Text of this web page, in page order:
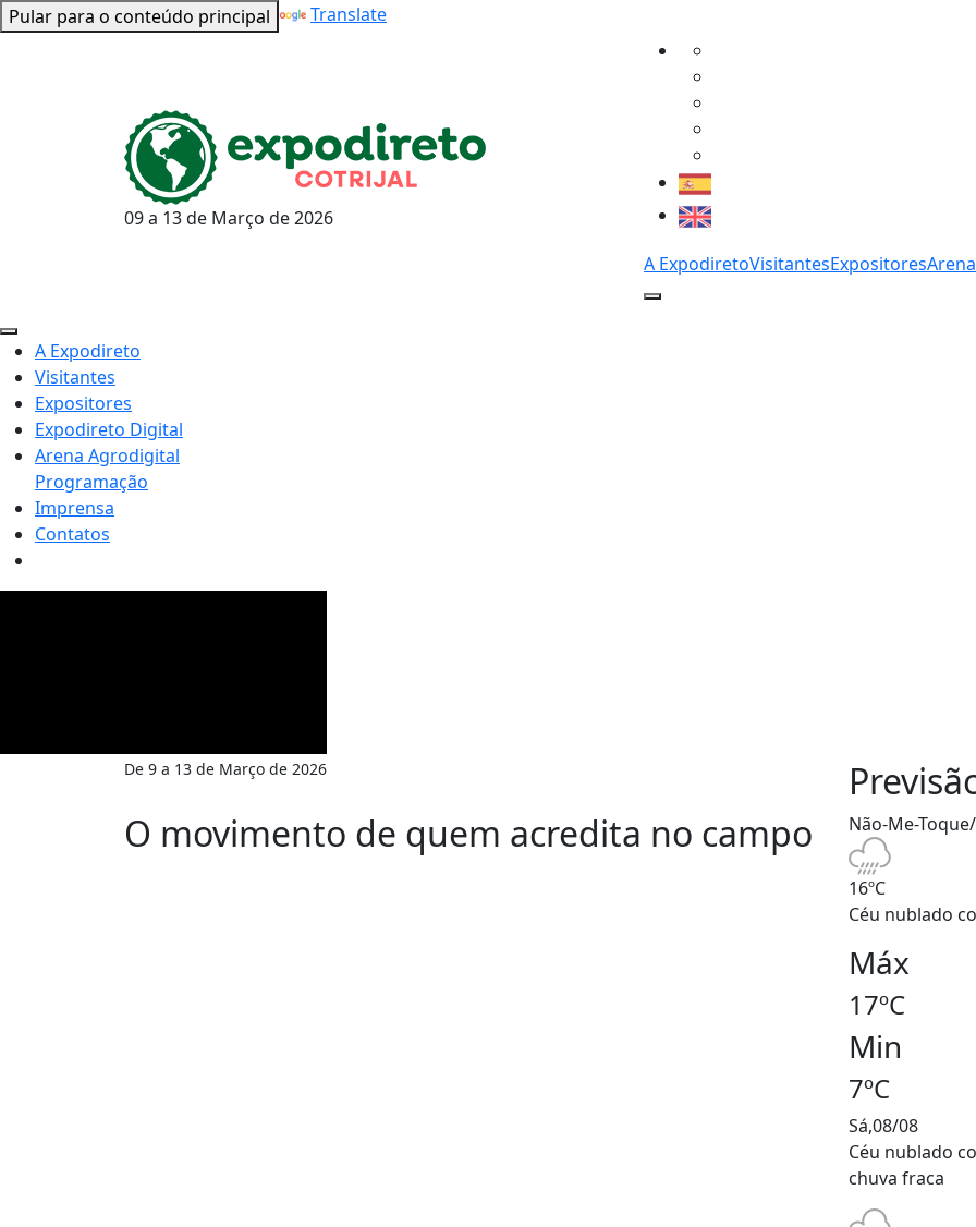
Powered by Translate
Pular para o conteúdo principal
09 a 13 de Março de 2026
A ExpodiretoVisitantesExpositores
A Expodireto
Visitantes
Expositores
Expodireto Digital
Arena Agrodigital
Programação
Imprensa
Contatos
De 9 a 13 de Março de 2026
O movimento de quem acredita no campo Não-Me-Toque/
16ºC
Céu nublado
Máx
17ºC
Min
7ºC
Sá,08/08
Céu nublado
chuva fraca